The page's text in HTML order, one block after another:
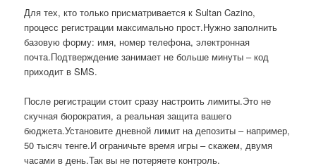
Для тех, кто только присматривается к Sultan Cazino,
процесс регистрации максимально прост.Нужно заполнить
базовую форму: имя, номер телефона, электронная
почта.Подтверждение занимает не больше минуты – код
приходит в SMS.
После регистрации стоит сразу настроить лимиты.Это не
скучная бюрократия, а реальная защита вашего
бюджета.Установите дневной лимит на депозиты – например,
50 тысяч тенге.И ограничьте время игры – скажем, двумя
часами в день.Так вы не потеряете контроль.